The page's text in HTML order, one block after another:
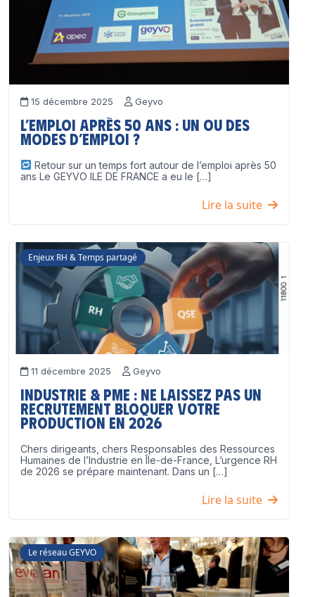
15 décembre 2025 Geyvo
L’emploi après 50 ans : un ou des
modes d’emploi ?
Retour sur un temps fort autour de l’emploi après 50
ans Le GEYVO ILE DE FRANCE a eu le […]
Lire la suite
Enjeux RH & Temps partagé
11 décembre 2025 Geyvo
Industrie & PME : ne laissez pas un
recrutement bloquer votre
production en 2026
Chers dirigeants, chers Responsables des Ressources
Humaines de l’Industrie en Île-de-France, L’urgence RH
de 2026 se prépare maintenant. Dans un […]
Lire la suite
Le réseau GEYVO